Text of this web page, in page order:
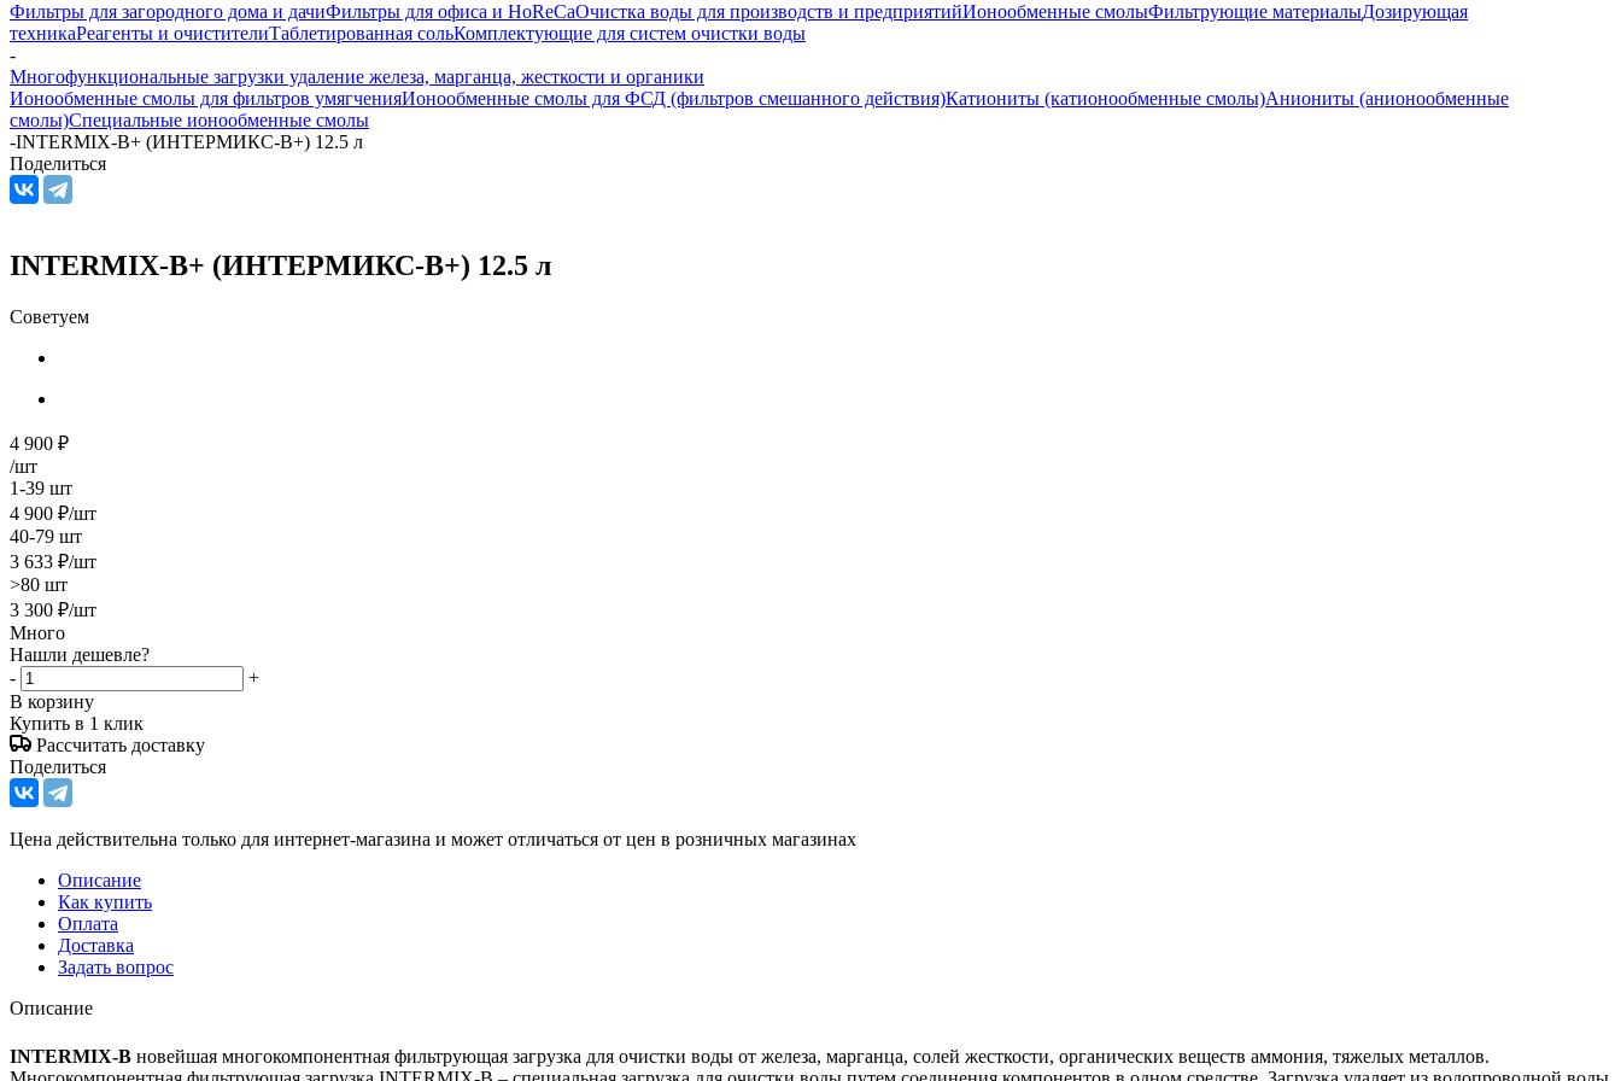
Фильтры для загородного дома и дачиФильтры для офиса и HoReCaОчистка воды для производств и предприятийИонообменные смолыФильтрующие материалыДозирующая
техникаРеагенты и очистителиТаблетированная сольКомплектующие для систем очистки воды
-
Многофункциональные загрузки удаление железа, марганца, жесткости и органики
Ионообменные смолы для фильтров умягченияИонообменные смолы для ФСД (фильтров смешанного действия)Катиониты (катионообменные смолы)Аниониты (анионообменные
смолы)Специальные ионообменные смолы
-INTERMIX-B+ (ИНТЕРМИКС-В+) 12.5 л
Поделиться
INTERMIX-B+ (ИНТЕРМИКС-В+) 12.5 л
Советуем
4 900 ₽
/шт
1-39 шт
4 900 ₽/шт
40-79 шт
3 633 ₽/шт
>80 шт
3 300 ₽/шт
Много
Нашли дешевле?
-
+
В корзину
Купить в 1 клик
Рассчитать доставку
Поделиться
Цена действительна только для интернет-магазина и может отличаться от цен в розничных магазинах
Описание
Как купить
Оплата
Доставка
Задать вопрос
Описание
INTERMIX-В новейшая многокомпонентная фильтрующая загрузка для очистки воды от железа, марганца, солей жесткости, органических веществ аммония, тяжелых металлов.